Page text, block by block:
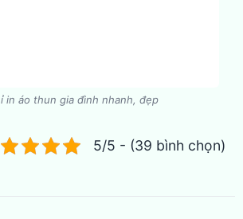
in áo thun gia đình nhanh, đẹp
5/5 - (39 bình chọn)